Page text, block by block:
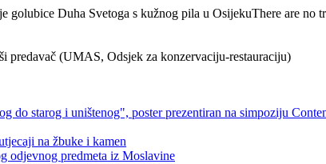
There are no
predavač (UMAS, Odsjek za konzervaciju-restauraciju)
do starog i uništenog", poster prezentiran na simpoziju
na žbuke i kamen
odjevnog predmeta iz Moslavine